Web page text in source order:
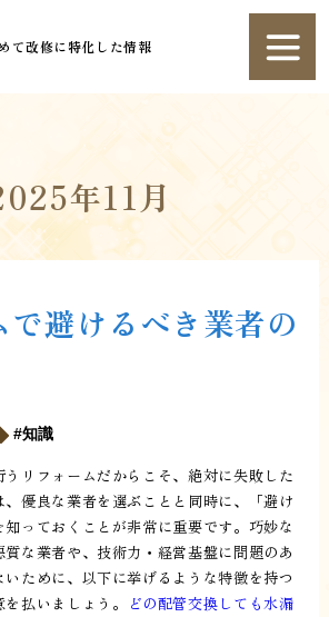
て改修に特化した情報
年11月
で避けるべき業者の
知識
リフォームだからこそ、絶対に失敗した
、優良な業者を選ぶことと同時に、「避け
っておくことが非常に重要です。巧妙な
な業者や、技術力・経営基盤に問題のあ
ために、以下に挙げるような特徴を持つ
払いましょう。
どの配管交換しても水漏